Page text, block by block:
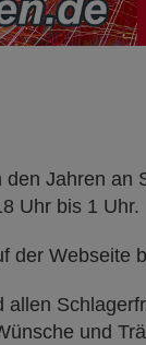
den Jahren an
Uhr bis 1 Uhr.
der Webseite
und